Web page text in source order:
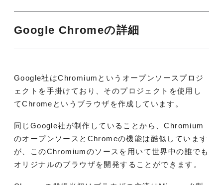
Google Chromeの詳細
Google社はChromiumというオープンソースプロジ
ェクトを手掛けており、そのプロジェクトを使用し
てChromeというブラウザを作成しています。
同じGoogle社が制作していることから、Chromium
のオープンソースとChromeの機能は酷似しています
が、このChromiumのソースを用いて世界中の誰でも
オリジナルのブラウザを開発することができます。